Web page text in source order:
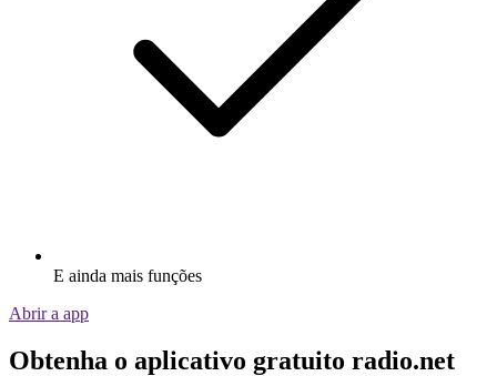
E ainda mais funções
Abrir a app
Obtenha o aplicativo gratuito radio.net